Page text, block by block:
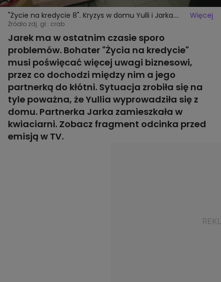
"Życie na kredycie 8". Kryzys w domu Yulli i Jarka.
Kobieta wyprowadziła się z domu [PRZED EMISJĄ W
TV]
Więcej
Źródło zdj. gł.: crab
Jarek ma w ostatnim czasie sporo
problemów. Bohater "Życia na kredycie"
musi poświęcać więcej uwagi biznesowi,
przez co dochodzi między nim a jego
partnerką do kłótni. Sytuacja zrobiła się na
tyle poważna, że Yullia wyprowadziła się z
domu. Partnerka Jarka zamieszkała w
kwiaciarni. Zobacz fragment odcinka przed
emisją w TV.